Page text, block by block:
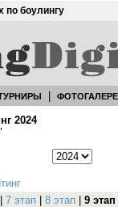
по боулингу
2024
7 этап 8 этап 9 этап